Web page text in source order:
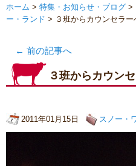
ホーム > 特集・お知らせ・ブログ >
ー・ランド > ３班からカウンセラー
← 前の記事へ
３班からカウン
2011年01月15日 スノー・